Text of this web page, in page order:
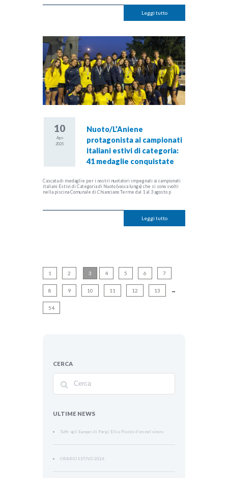
Leggi tutto
10
Ago
2025
Nuoto/L’Aniene
protagonista ai campionati
italiani estivi di categoria:
41 medaglie conquistate
Cascata di medaglie per i nostri nuotatori impegnati ai campionati
italiani Estivi di Categoria di Nuoto (vasca lunga) che si sono svolti
nella piscina Comunale di Chianciano Terme dal 1 al 3 agosto p
Leggi tutto
1 2 3 4 5 6 7
8 9 10 11 12 13 →
54
CERCA
ULTIME NEWS
Tuffi: agli Europei di Parigi Elisa Pizzini d’oro nel sincro
ORARIO ESTIVO 2026